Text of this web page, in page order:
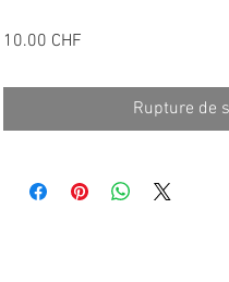
10.00 CHF
Rupture de